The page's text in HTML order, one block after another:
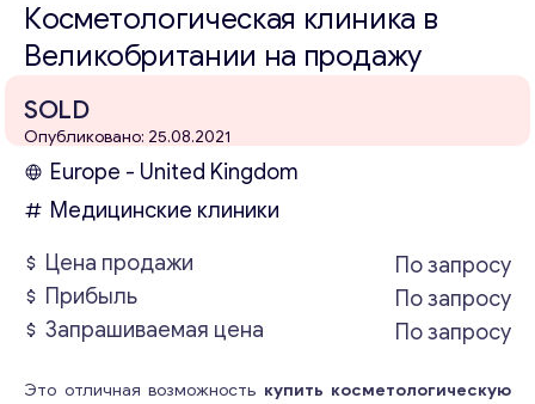
Косметологическая клиника в
Великобритании на продажу
SOLD
Опубликовано: 25.08.2021
Europe - United Kingdom
Медицинские клиники
Цена продажи
По запросу
Прибыль
По запросу
Запрашиваемая цена
По запросу
Это отличная возможность купить косметологическую